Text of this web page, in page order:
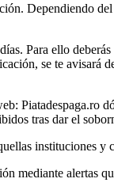
Dependiendo
Para ello
se te avisará
Piatadespaga.ro
tras dar el
instituciones
mediante alertas